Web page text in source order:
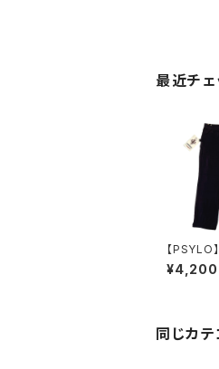
最近チ
【PSYLO
hiny
-Purple
¥4,200
同じカ